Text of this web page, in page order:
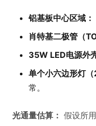
铝基板中心区域：
肖特基二极管（
35W LED电源外
单个小六边形灯
常。
光通量估算： 假设所